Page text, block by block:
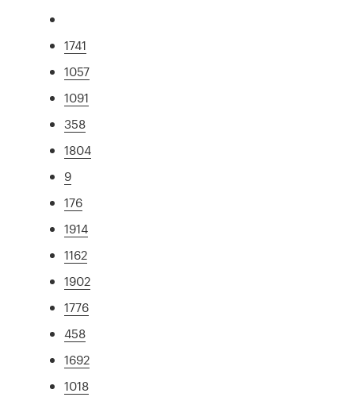
1741
1057
1091
358
1804
9
176
1914
1162
1902
1776
458
1692
1018